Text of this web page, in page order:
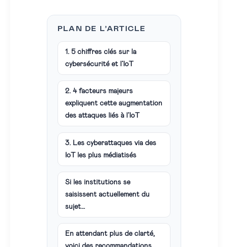
PLAN DE L’ARTICLE
1. 5 chiffres clés sur la
cybersécurité et l’IoT
2. 4 facteurs majeurs
expliquent cette augmentation
des attaques liés à l’IoT
3. Les cyberattaques via des
IoT les plus médiatisés
Si les institutions se
saisissent actuellement du
sujet…
En attendant plus de clarté,